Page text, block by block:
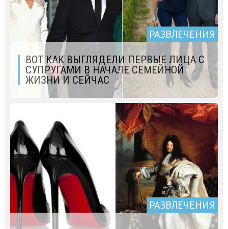
РАЗВЛЕЧЕНИЯ
ВОТ КАК ВЫГЛЯДЕЛИ ПЕРВЫЕ ЛИЦА С
СУПРУГАМИ В НАЧАЛЕ СЕМЕЙНОЙ
ЖИЗНИ И СЕЙЧАС
РАЗВЛЕЧЕНИЯ